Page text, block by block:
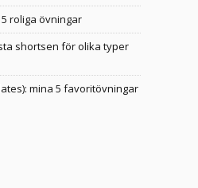
roliga övningar
shortsen för olika typer
mina 5 favoritövningar